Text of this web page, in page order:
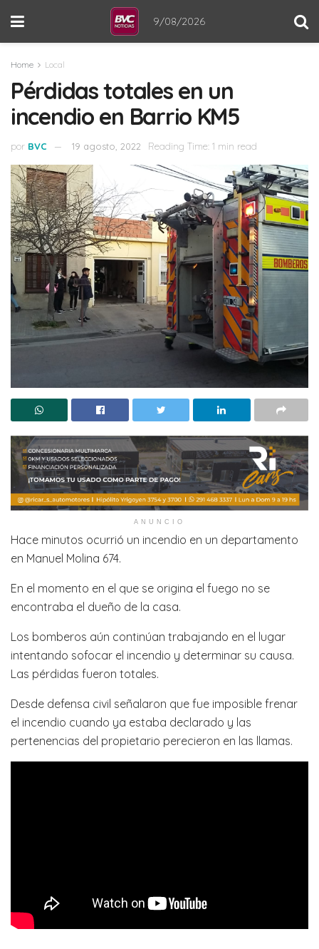
9/08/2026
Home Local
Pérdidas totales en un
incendio en Barrio KM5
por BVC 19 agosto, 2022 Reading Time: 1 min read
ANUNCIO
Hace minutos ocurrió un incendio en un departamento
en Manuel Molina 674.
En el momento en el que se origina el fuego no se
encontraba el dueño de la casa.
Los bomberos aún continúan trabajando en el lugar
intentando sofocar el incendio y determinar su causa.
Las pérdidas fueron totales.
Desde defensa civil señalaron que fue imposible frenar
el incendio cuando ya estaba declarado y las
pertenencias del propietario perecieron en las llamas.